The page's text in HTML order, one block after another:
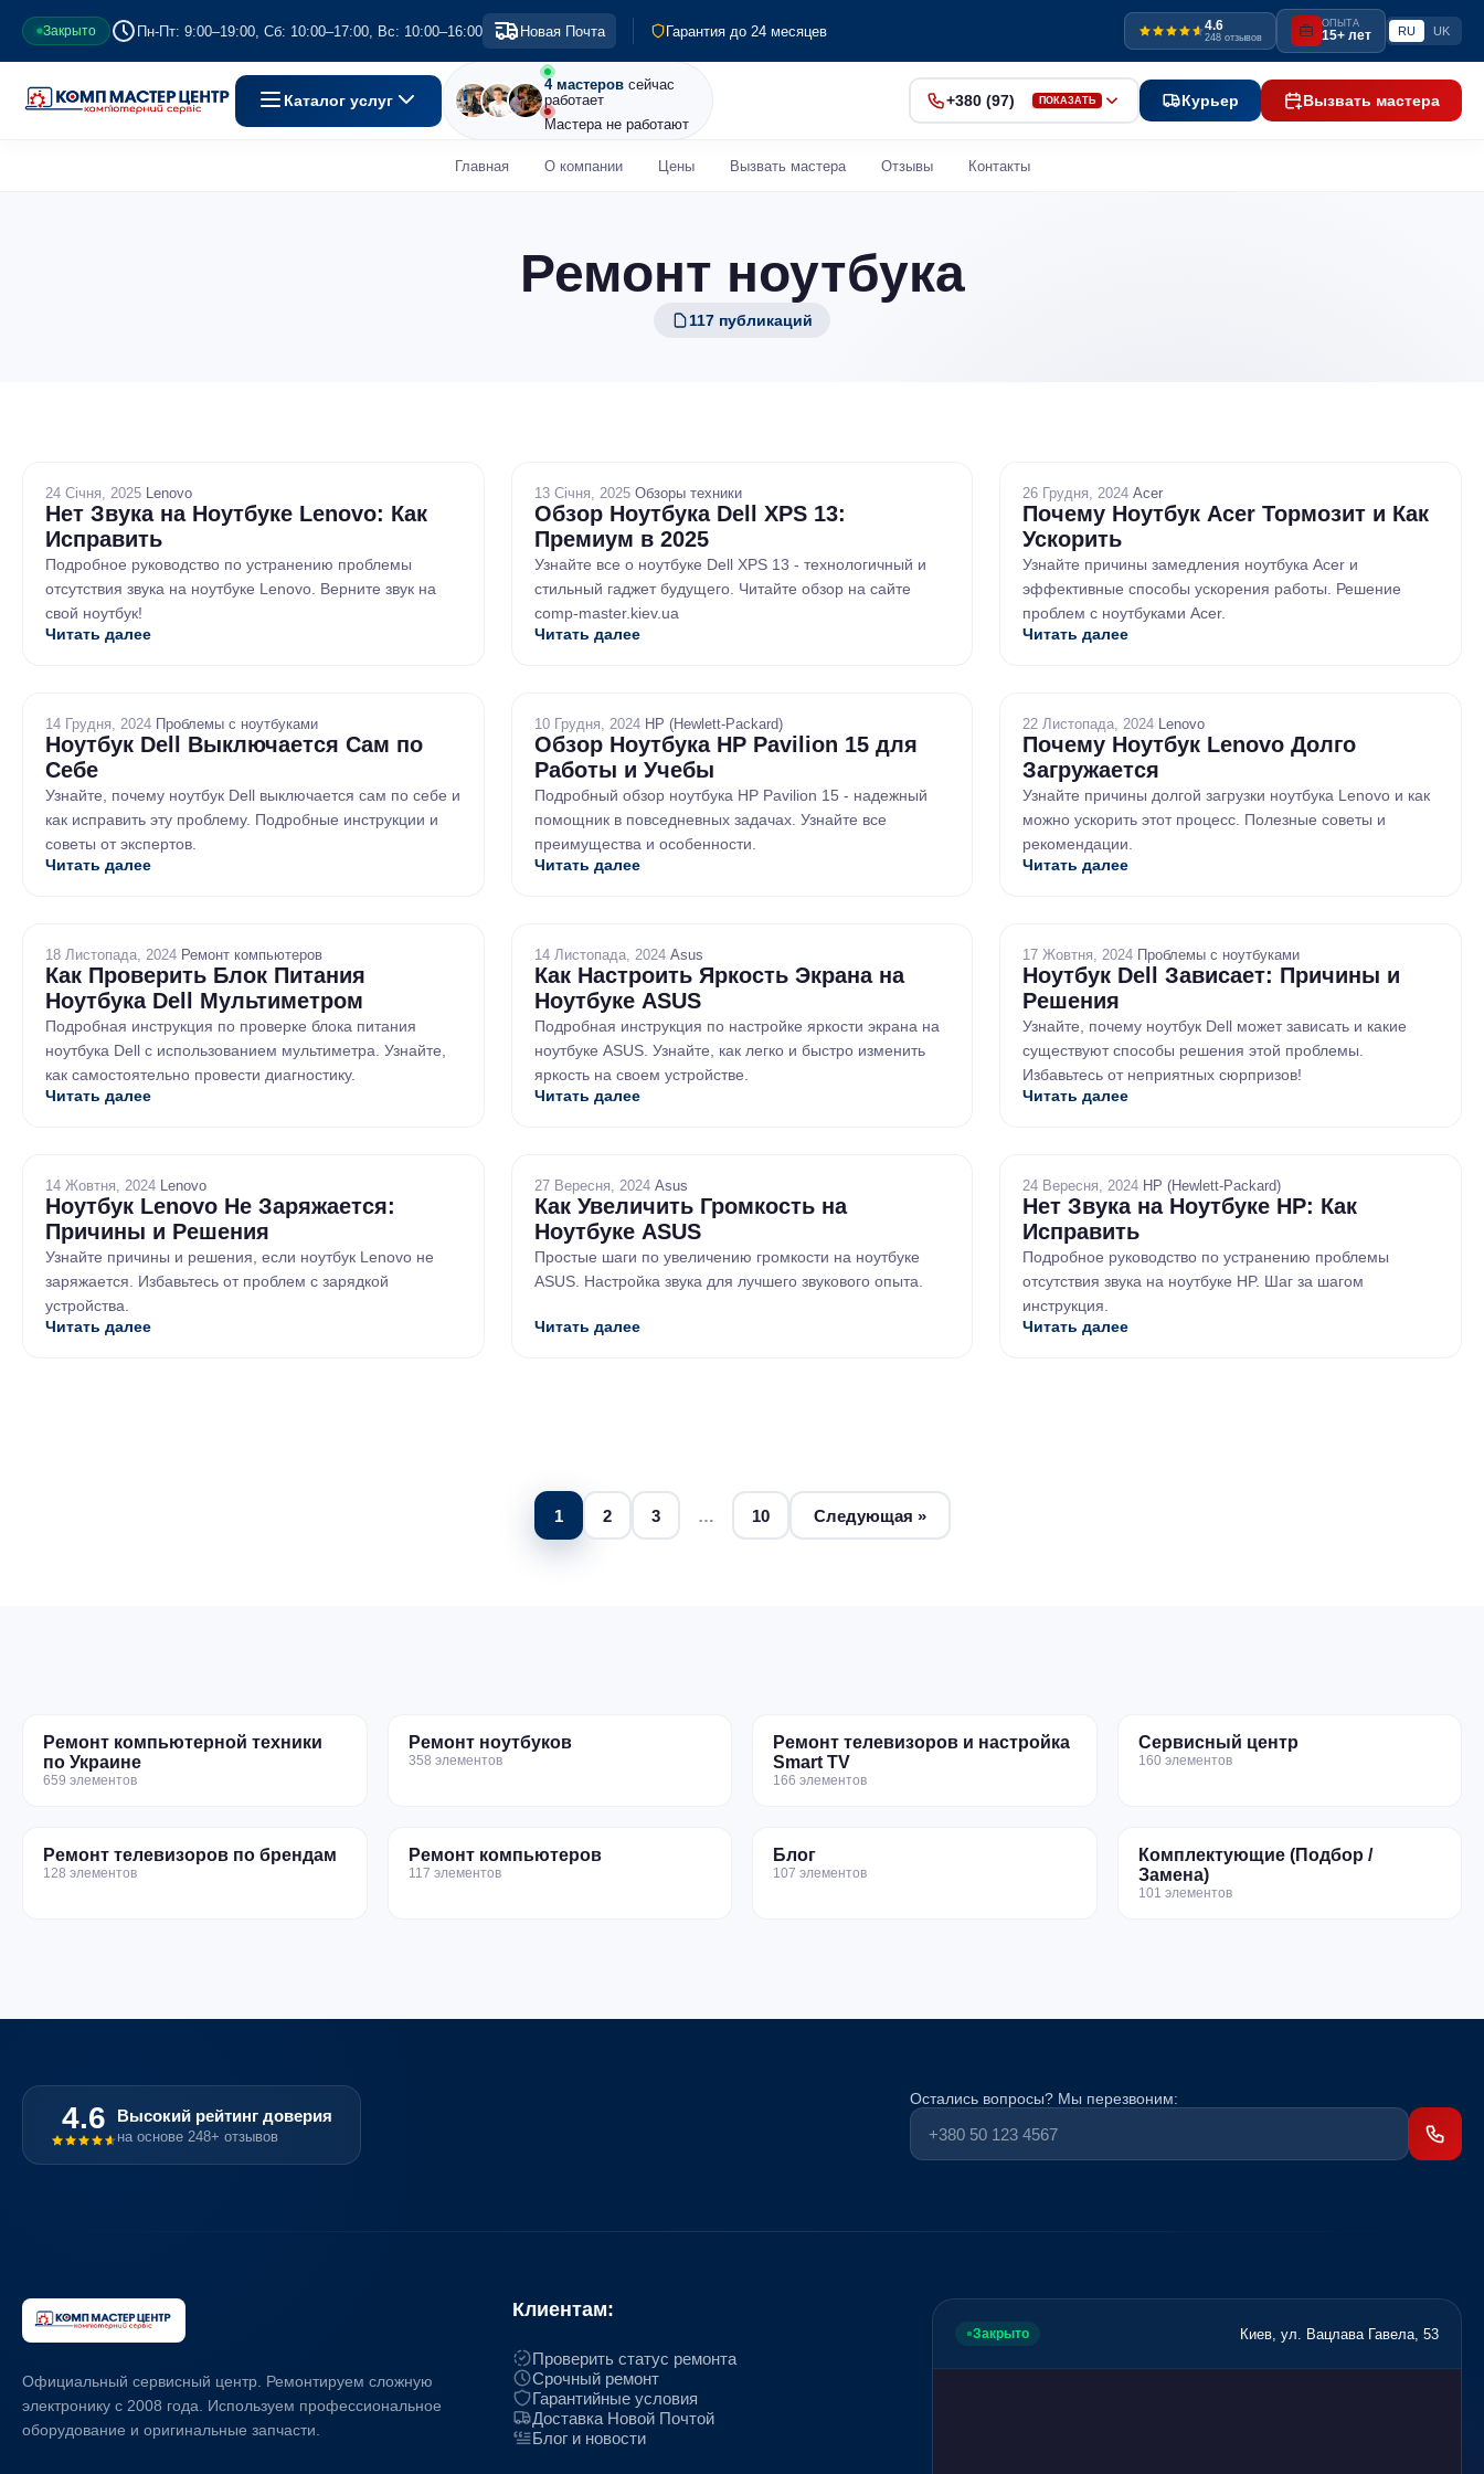
Закрыто Пн-Пт: 9:00–19:00, Сб: 10:00–17:00, Вс: 10:00–16:00 Новая Почта
Гарантия до 24 месяцев
Срочный ремонт от 30 мин
4.6
248 отзывов
ОПЫТА
15+ лет RU UK
Каталог услуг
4 мастеровсейчас
работает
Мастера не работают
+380 (97) ПОКАЗАТЬ Курьер Вызвать мастера
Главная О компании Цены Вызвать мастера Отзывы Контакты
Ремонт ноутбука
117 публикаций
24 Січня, 2025 Lenovo
Нет Звука на Ноутбуке Lenovo: Как
Исправить
Подробное руководство по устранению проблемы
отсутствия звука на ноутбуке Lenovo. Верните звук на
свой ноутбук!
Читать далее
13 Січня, 2025/ Обзоры техники
Обзор Ноутбука Dell XPS 13:
Премиум в 2025
Узнайте все о ноутбуке Dell XPS 13 - технологичный и
стильный гаджет будущего. Читайте обзор на сайте
comp-master.kiev.ua
Читать далее
26 Грудня, 2024 /Acer
Почему Ноутбук Acer Тормозит и Как
Ускорить
Узнайте причины замедления ноутбука Acer и
эффективные способы ускорения работы. Решение
проблем с ноутбуками Acer.
Читать далее
14 Грудня, 2024 Проблемы с ноутбуками
Ноутбук Dell Выключается Сам по
Себе
Узнайте, почему ноутбук Dell выключается сам по себе и
как исправить эту проблему. Подробные инструкции и
советы от экспертов.
Читать далее
10 Грудня, 2024/ HP (Hewlett-Packard)
Обзор Ноутбука HP Pavilion 15 для
Работы и Учебы
Подробный обзор ноутбука HP Pavilion 15 - надежный
помощник в повседневных задачах. Узнайте все
преимущества и особенности.
Читать далее
22 Листопада, 2024 Lenovo
Почему Ноутбук Lenovo Долго
Загружается
Узнайте причины долгой загрузки ноутбука Lenovo и как
можно ускорить этот процесс. Полезные советы и
рекомендации.
Читать далее
18 Листопада, 2024 Ремонт компьютеров
Как Проверить Блок Питания
Ноутбука Dell Мультиметром
Подробная инструкция по проверке блока питания
ноутбука Dell с использованием мультиметра. Узнайте,
как самостоятельно провести диагностику.
Читать далее
14 Листопада, 2024/ Asus
Как Настроить Яркость Экрана на
Ноутбуке ASUS
Подробная инструкция по настройке яркости экрана на
ноутбуке ASUS. Узнайте, как легко и быстро изменить
яркость на своем устройстве.
Читать далее
17 Жовтня, 2024 Проблемы с ноутбуками
Ноутбук Dell Зависает: Причины и
Решения
Узнайте, почему ноутбук Dell может зависать и какие
существуют способы решения этой проблемы.
Избавьтесь от неприятных сюрпризов!
Читать далее
14 Жовтня, 2024 Lenovo
Ноутбук Lenovo Не Заряжается:
Причины и Решения
Узнайте причины и решения, если ноутбук Lenovo не
заряжается. Избавьтесь от проблем с зарядкой
устройства.
Читать далее
27 Вересня, 2024/ Asus
Как Увеличить Громкость на
Ноутбуке ASUS
Простые шаги по увеличению громкости на ноутбуке
ASUS. Настройка звука для лучшего звукового опыта.
Читать далее
24 Вересня, 2024 HP (Hewlett-Packard)
Нет Звука на Ноутбуке HP: Как
Исправить
Подробное руководство по устранению проблемы
отсутствия звука на ноутбуке HP. Шаг за шагом
инструкция.
Читать далее
1 2 3 … 10 Следующая »
Ремонт компьютерной техники
по Украине
659 элементов
Ремонт ноутбуков
358 элементов
Ремонт телевизоров и настройка
Smart TV
166 элементов
Сервисный центр
160 элементов
Ремонт телевизоров по брендам
128 элементов
Ремонт компьютеров
117 элементов
Блог
107 элементов
Комплектующие (Подбор /
Замена)
101 элементов
4.6 Высокий рейтинг доверия
на основе 248+ отзывов
Остались вопросы? Мы перезвоним:
Официальный сервисный центр. Ремонтируем сложную
электронику с 2008 года. Используем профессиональное
оборудование и оригинальные запчасти.
Клиентам:
Проверить статус ремонта
Срочный ремонт
Гарантийные условия
Доставка Новой Почтой
Блог и новости
Закрыто Киев, ул. Вацлава Гавела, 53